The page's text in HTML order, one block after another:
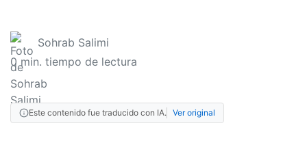
Sohrab Salimi
0min. tiempo de lectura
Este contenido fue traducido con IA. Ver original